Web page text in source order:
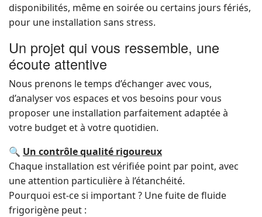
disponibilités, même en soirée ou certains jours fériés,
pour une installation sans stress.
Un projet qui vous ressemble, une
écoute attentive
Nous prenons le temps d’échanger avec vous,
d’analyser vos espaces et vos besoins pour vous
proposer une installation parfaitement adaptée à
votre budget et à votre quotidien.
🔍 Un contrôle qualité rigoureux
Chaque installation est vérifiée point par point, avec
une attention particulière à l’étanchéité.
Pourquoi est-ce si important ? Une fuite de fluide
frigorigène peut :